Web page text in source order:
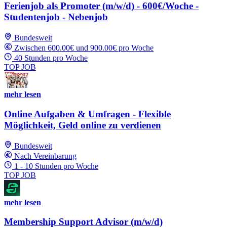
Ferienjob als Promoter (m/w/d) - 600€/Woche -
Studentenjob - Nebenjob
Bundesweit
Zwischen 600.00€ und 900.00€ pro Woche
40 Stunden pro Woche
TOP JOB
mehr lesen
Online Aufgaben & Umfragen - Flexible
Möglichkeit, Geld online zu verdienen
Bundesweit
Nach Vereinbarung
1 - 10 Stunden pro Woche
TOP JOB
mehr lesen
Membership Support Advisor (m/w/d)